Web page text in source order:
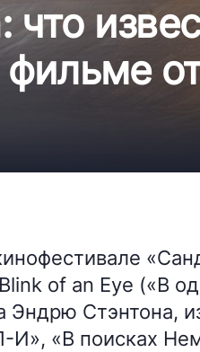
что
фильме
of an Eye («В
Стэнтона,
«В поисках